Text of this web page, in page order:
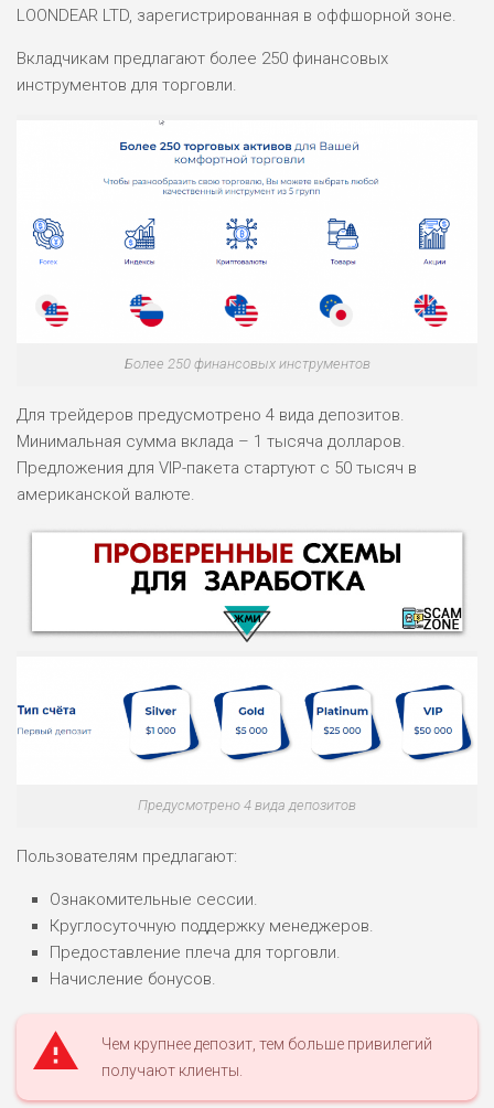
LOONDEAR LTD, зарегистрированная в оффшорной зоне.
Вкладчикам предлагают более 250 финансовых
инструментов для торговли.
Более 250 финансовых инструментов
Для трейдеров предусмотрено 4 вида депозитов.
Минимальная сумма вклада – 1 тысяча долларов.
Предложения для VIP-пакета стартуют с 50 тысяч в
американской валюте.
ОБЗОР
ДОХОД: ВЫСОКИЙ
БЮДЖЕТ: ВЫСОКИЙ
ОБЗОР
РИСКИ: СРЕДНИЕ
ДОХОД: ВЫСОКИЙ
БЮДЖЕТ: НИЗКИЙ
Предусмотрено 4 вида депозитов
Пользователям предлагают:
Ознакомительные сессии.
Круглосуточную поддержку менеджеров.
Предоставление плеча для торговли.
Начисление бонусов.
Чем крупнее депозит, тем больше привилегий
получают клиенты.